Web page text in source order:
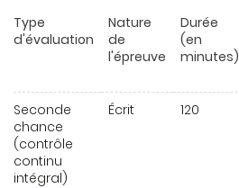
Type
d'évaluation
Nature
de
l'épreuve
Durée
(en
minutes)
Seconde
chance
(contrôle
continu
intégral)
Écrit 120